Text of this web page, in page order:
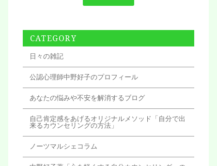
CATEGORY
日々の雑記
公認心理師中野好子のプロフィール
あなたの悩みや不安を解消するブログ
自己肯定感をあげるオリジナルメソッド「自分で出
来るカウンセリングの方法」
ノーツマルシェコラム